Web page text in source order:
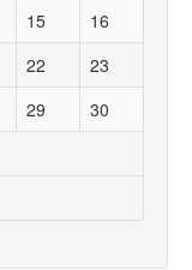
15
16
22
23
29
30